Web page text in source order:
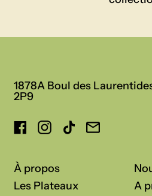
1878A Boul des
2P9
Facebook
Instagram
TikTokCourriel
:
À propos
Les Plateaux
A